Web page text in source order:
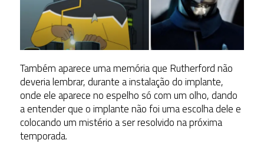
Também aparece uma memória que Rutherford não
deveria lembrar, durante a instalação do implante,
onde ele aparece no espelho só com um olho, dando
a entender que o implante não foi uma escolha dele e
colocando um mistério a ser resolvido na próxima
temporada.